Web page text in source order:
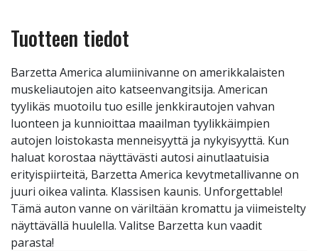
Tuotteen tiedot
Barzetta America alumiinivanne on amerikkalaisten
muskeliautojen aito katseenvangitsija. American
tyylikäs muotoilu tuo esille jenkkirautojen vahvan
luonteen ja kunnioittaa maailman tyylikkäimpien
autojen loistokasta menneisyyttä ja nykyisyyttä. Kun
haluat korostaa näyttävästi autosi ainutlaatuisia
erityispiirteitä, Barzetta America kevytmetallivanne on
juuri oikea valinta. Klassisen kaunis. Unforgettable!
Tämä auton vanne on väriltään kromattu ja viimeistelty
näyttävällä huulella. Valitse Barzetta kun vaadit
parasta!